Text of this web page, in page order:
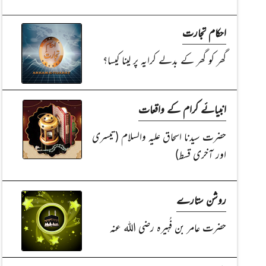
احکام تجارت
گھر کو گھر کے بدلے کرایہ پر لینا کیسا؟
انبیائے کرام کے واقعات
حضرت سیدنا اسحاق علیہ والسلام (تیسری
اور آخری قسط)
روشن ستارے
حضرت عامر بن فُہیرہ رضی اللہ عنہ